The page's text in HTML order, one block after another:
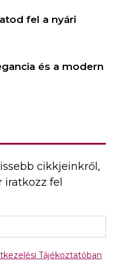
fel a nyári
és a modern
cikkjeinkről,
fel
Tájékoztatóban